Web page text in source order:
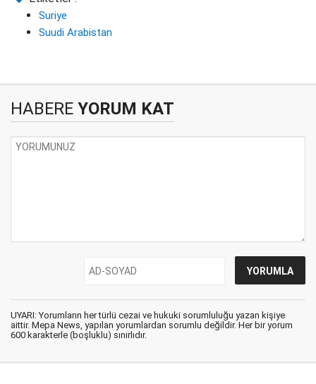
Suriye
Suudi Arabistan
HABERE YORUM KAT
UYARI: Yorumların her türlü cezai ve hukuki sorumluluğu yazan kişiye
aittir. Mepa News, yapılan yorumlardan sorumlu değildir. Her bir yorum
600 karakterle (boşluklu) sınırlıdır.